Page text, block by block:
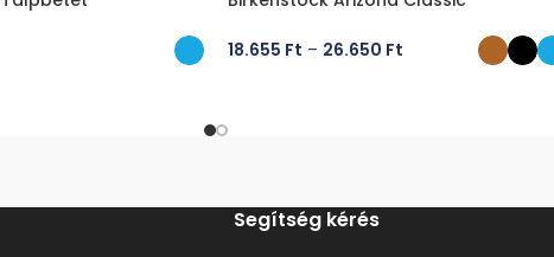
18.655 Ft – 26.650 Ft
Segítség kérés